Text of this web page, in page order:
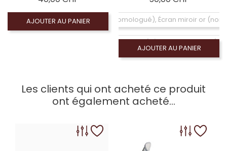
AJOUTER AU PANIERColoré (non homologué), Écran miroir or
Coloré (non homologué), Écran miroir violet
Coloré (non homologué), Écran miroir bleu
Coloré (non homologué)
AJOUTER AU PANIER
Les clients qui ont acheté ce produit
ont également acheté...